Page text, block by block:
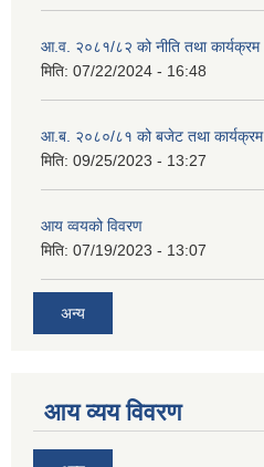
आ.व. २०८१/८२ को नीति तथा कार्यक्रम
मिति: 07/22/2024 - 16:48
आ.ब. २०८०/८१ को बजेट तथा कार्यक्रम
मिति: 09/25/2023 - 13:27
आय व्वयको विवरण
मिति: 07/19/2023 - 13:07
अन्य
आय व्यय विवरण